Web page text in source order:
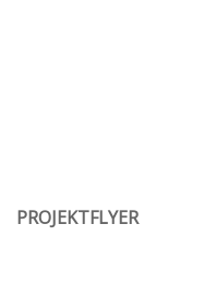
PROJEKTFLYER